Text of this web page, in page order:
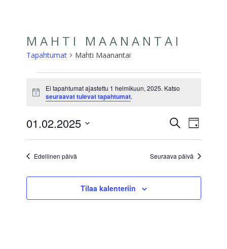
MAHTI MAANANTAI
Tapahtumat Mahti Maanantai
FOR
1
HELMIKUUN,
2025
Notice
Ei tapahtumat ajastettu 1 helmikuun, 2025. Katso
seuraavat tulevat tapahtumat.
ETSI
AJA
Etsi Päivä
01.02.2025
Valitse
Edellinen päivä Seuraava päivä
Tilaa kalenteriin